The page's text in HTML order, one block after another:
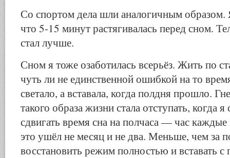
Со спортом дела шли аналогичным образом.
что 5-15 минут растягивалась перед сном.
стал лучше.
Сном я тоже озаботилась всерьёз. Жить по
чуть ли не единственной ошибкой на то
светало, а вставала, когда полдня прошло.
такого образа жизни стала отступать, когда
сдвигать время сна на полчаса — час
это ушёл не месяц и не два. Меньше, чем за
восстановить режим полностью и вставать с